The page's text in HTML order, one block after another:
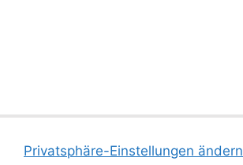
Privatsphäre-Einstellungen ändern